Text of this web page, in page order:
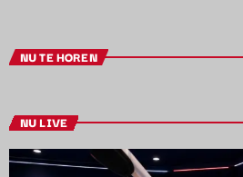
NU TE HOREN
NU LIVE